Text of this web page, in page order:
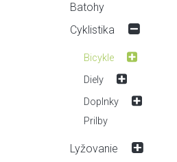
Batohy
Cyklistika
Bicykle
Cestné
Elektro
Gravel
Horské celoodpružené
Diely
Kazety
Kľuky / Prevodníky
Doplnky
Blatníky
Fľaše / Košíky
Prilby
Lyžovanie